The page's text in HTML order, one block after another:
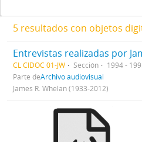
5 resultados con objetos
Entrevistas realizadas por
CL CIDOC 01-JW Sección
1994 -
Parte deArchivo audiovisual
James R. Whelan (1933-2012)